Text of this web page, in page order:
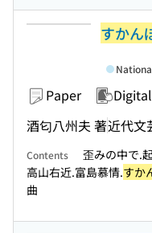
すかん
Paper Digital
酒匂八州夫 著近代文
Contents
歪みの中で.
高山右近.富島慕情.すか
曲